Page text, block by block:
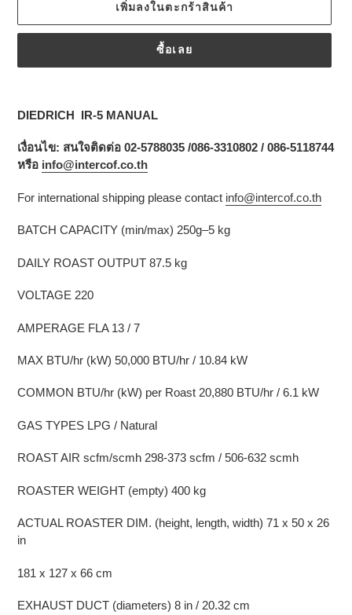
เพิ่มลงในตะกร้าสินค้า
ซื้อเลย
เพิ่มสิน
ไป
ยัง
ตะกร้า
สินค้า
คุณ
DIEDRICH IR-5 MANUAL
เงื่อนไข: สนใจติดต่อ 02-5788035 /086-3310802 / 086-5118744
หรือ info@intercof.co.th
For international shipping please contact info@intercof.co.th
BATCH CAPACITY (min/max) 250g–5 kg
DAILY ROAST OUTPUT 87.5 kg
VOLTAGE 220
AMPERAGE FLA 13 / 7
MAX BTU/hr (kW) 50,000 BTU/hr / 10.84 kW
COMMON BTU/hr (kW) per Roast 20,880 BTU/hr / 6.1 kW
GAS TYPES LPG / Natural
ROAST AIR scfm/scmh 298-373 scfm / 506-632 scmh
ROASTER WEIGHT (empty) 400 kg
ACTUAL ROASTER DIM. (height, length, width) 71 x 50 x 26
in
181 x 127 x 66 cm
EXHAUST DUCT (diameters) 8 in / 20.32 cm